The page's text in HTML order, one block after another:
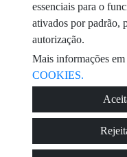
Captcha
essenciais para o
ativados por padrão,
autorização.
Mais informações em
COOKIES.